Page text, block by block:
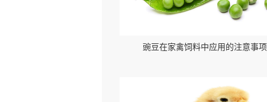
豌豆在家禽饲料中应用的注意事项